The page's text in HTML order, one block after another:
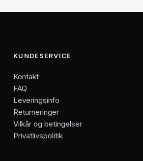
KUNDESERVICE
Kontakt
FAQ
Leveringsinfo
Returneringer
Vilkår og betingelser
Privatlivspolitik